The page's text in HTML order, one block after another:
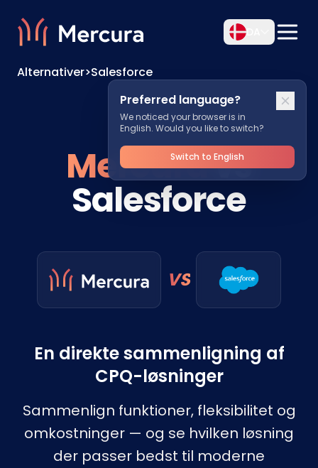
Preferred language?
We noticed your browser is in
English. Would you like to switch?
Switch to English
Alternativer>Salesforce
Mercuravs
Salesforce
VS
En direkte sammenligning af
CPQ-løsninger
Sammenlign funktioner, fleksibilitet og
omkostninger — og se hvilken løsning
der passer bedst til moderne